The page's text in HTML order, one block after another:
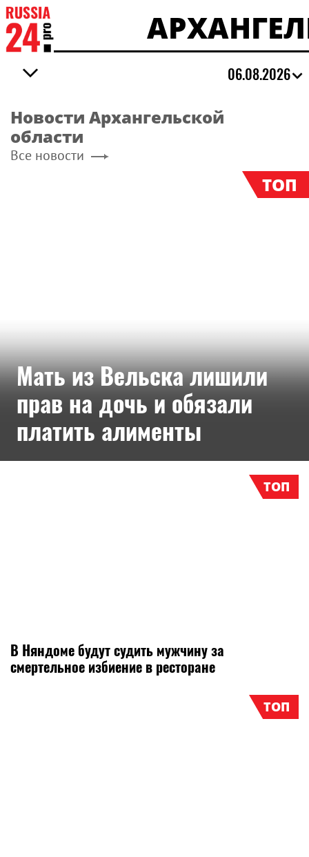
06.08.2026
Новости Архангельской
области
Все новости
ТОП
Мать из Вельска лишили
прав на дочь и обязали
платить алименты
ТОП
В Няндоме будут судить мужчину за
смертельное избиение в ресторане
ТОП